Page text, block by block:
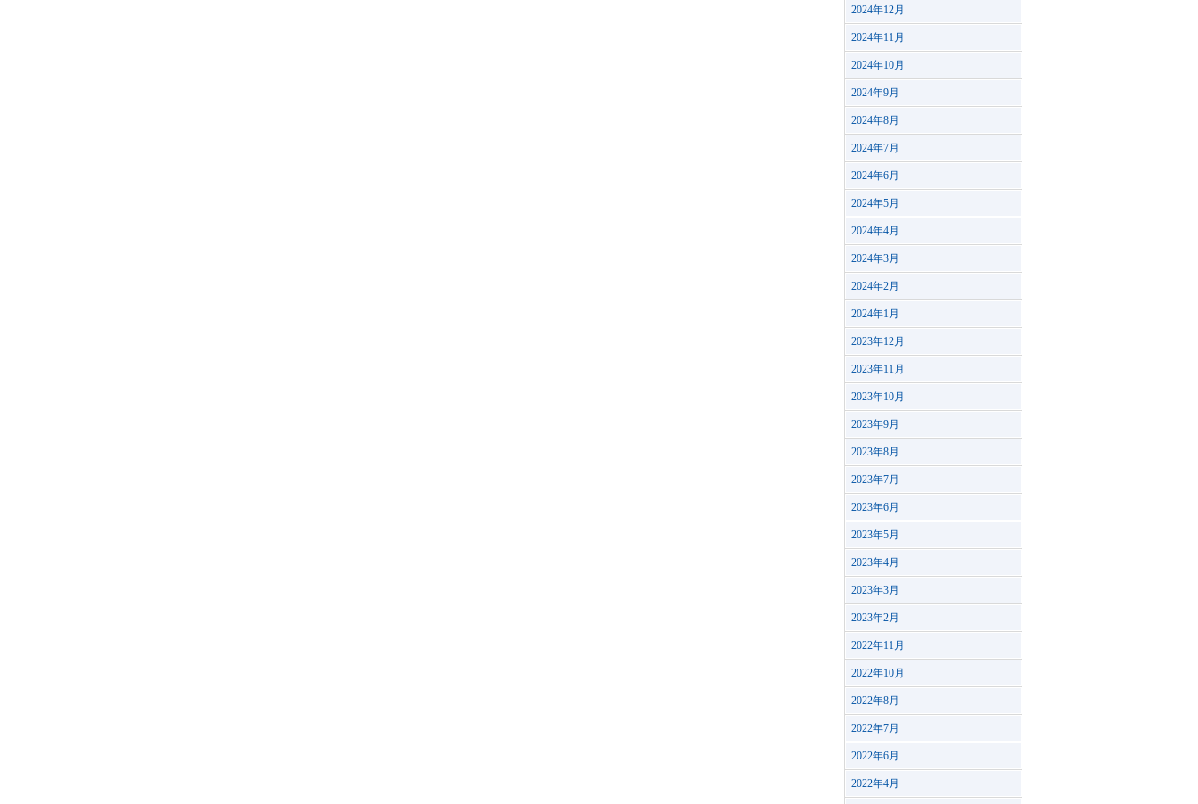
2024年12月
2024年11月
2024年10月
2024年9月
2024年8月
2024年7月
2024年6月
2024年5月
2024年4月
2024年3月
2024年2月
2024年1月
2023年12月
2023年11月
2023年10月
2023年9月
2023年8月
2023年7月
2023年6月
2023年5月
2023年4月
2023年3月
2023年2月
2022年11月
2022年10月
2022年8月
2022年7月
2022年6月
2022年4月